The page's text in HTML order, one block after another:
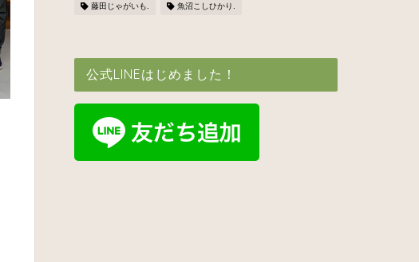
藤田じゃがいも. 魚沼こしひかり.
公式LINEはじめました！